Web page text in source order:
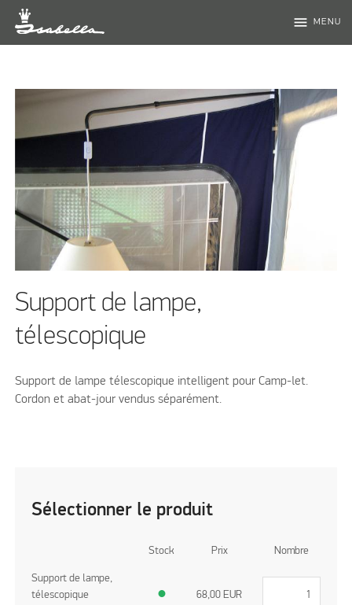
menu MENU
Support de lampe,
télescopique
Support de lampe télescopique intelligent pour Camp-let.
Cordon et abat-jour vendus séparément.
Sélectionner le produit
Stock Prix Nombre
Support de lampe,
télescopique
● 68,00 EUR